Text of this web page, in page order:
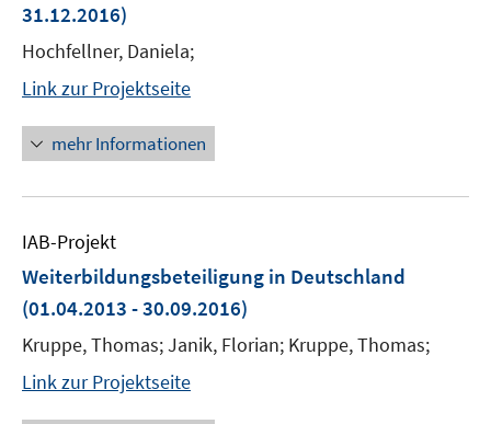
31.12.2016)
Hochfellner, Daniela;
Link zur Projektseite
mehr Informationen
IAB-Projekt
Weiterbildungsbeteiligung in Deutschland
(01.04.2013 - 30.09.2016)
Kruppe, Thomas; Janik, Florian; Kruppe, Thomas;
Link zur Projektseite